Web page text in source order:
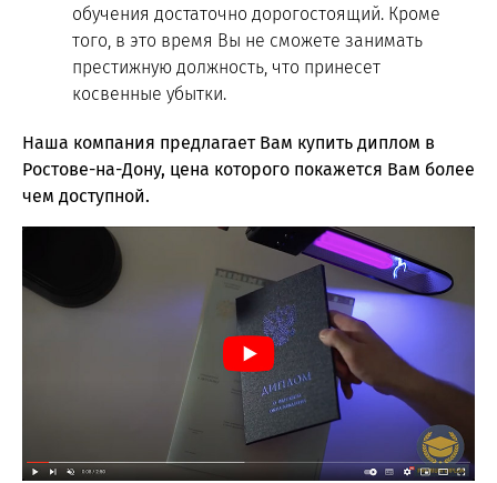
обучения достаточно дорогостоящий. Кроме
того, в это время Вы не сможете занимать
престижную должность, что принесет
косвенные убытки.
Наша компания предлагает Вам купить диплом в
Ростове-на-Дону, цена которого покажется Вам более
чем доступной.